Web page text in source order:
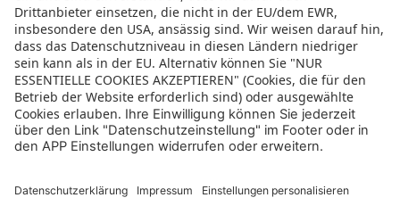
In der sonnenklar.TV Mediathek finden Sie alle Informationen rundum
den TV-Sender sonnenklar.TV!
Das Angebot war mal wieder zu schnell weg? Oder Sie wollen sich Ihre
nächste Traumreise noch einmal gratis etwas genauer anschauen? Dann
stöbern Sie doch in unserem TV-Programmund sehen Sie sich dort die
Folgen der letzten Tage nochmal an! Sie würden gerne wissen, was
gerade im TV läuft? Über unserenLive-Streamkönnen Sie sonnenklar.TV
online anschauen und die aktuellen Reise-Schnäppchen aus dem
Fernsehen verfolgen! Alle HDTV Infos und Empfangs-Einstellungen
finden Siehier. Dazu gehören Anleitungen zu den Einstellungen bei
Android & iOS Apps sowie der Windows PC App. Für Inspirationen sorgen
den Urlwald entführen! Diverse Videos von Hotels, der Umgebung und